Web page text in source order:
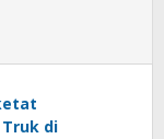
di